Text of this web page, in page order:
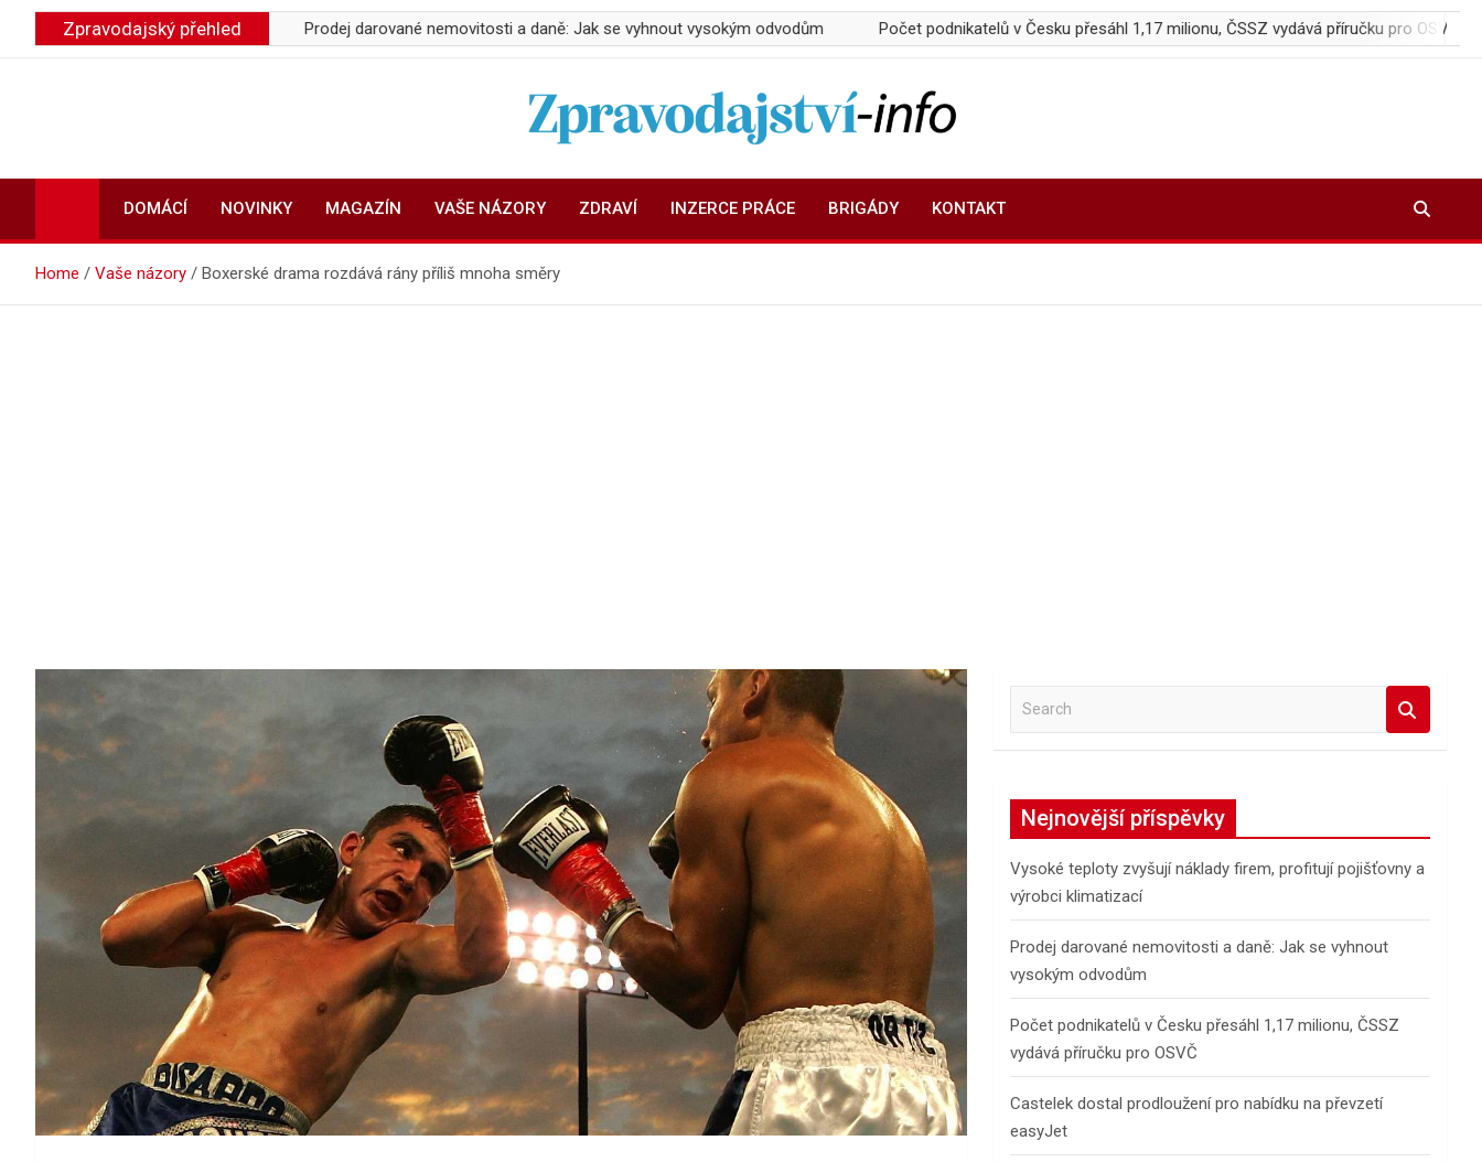
Zpravodajský přehled
klimatizací Prodej darované nemovitosti a daně: Jak se vyhnout vysokým odvodům Počet podnikatelů v Česku přesáhl 1,17 milionu, ČSSZ vydává příručku pro OSVČ Castelek
Zpravodajství-info.cz
DOMÁCÍ NOVINKY MAGAZÍN VAŠE NÁZORY ZDRAVÍ INZERCE PRÁCE BRIGÁDY KONTAKT
Home Vaše názory Boxerské drama rozdává rány příliš mnoha směry
a
h
Nejnovější příspěvky
Vysoké teploty zvyšují náklady firem, profitují pojišťovny a
výrobci klimatizací
Prodej darované nemovitosti a daně: Jak se vyhnout
vysokým odvodům
Počet podnikatelů v Česku přesáhl 1,17 milionu, ČSSZ
vydává příručku pro OSVČ
Castelek dostal prodloužení pro nabídku na převzetí
easyJet